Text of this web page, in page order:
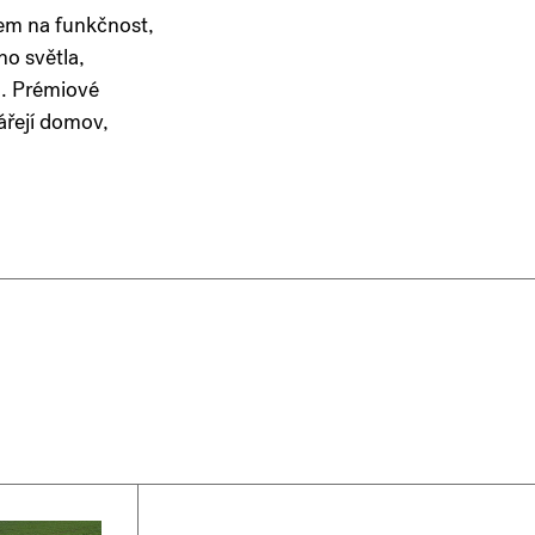
na funkčnost,
světla,
Prémiové
domov,